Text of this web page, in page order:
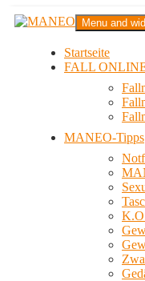
Zum
InhaltMANEO
Das schwule Anti-
Menu and
Startseite
FALL
MANEO-Tipps